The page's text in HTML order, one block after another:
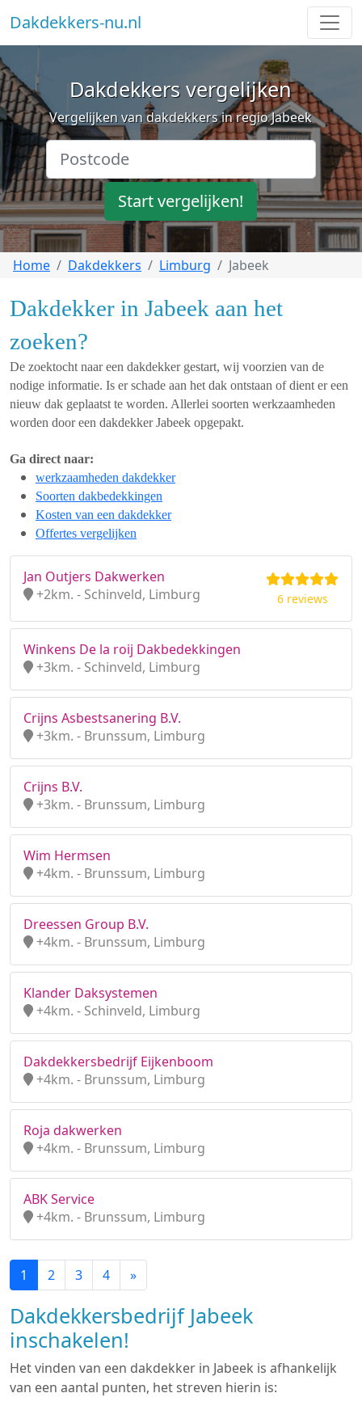
Dakdekkers-nu.nl
Dakdekkers vergelijken
Vergelijken van dakdekkers in regio Jabeek
Start vergelijken!
Home Dakdekkers Limburg Jabeek
Dakdekker in Jabeek aan het
zoeken?
De zoektocht naar een dakdekker gestart, wij voorzien van de
nodige informatie. Is er schade aan het dak ontstaan of dient er een
nieuw dak geplaatst te worden. Allerlei soorten werkzaamheden
worden door een dakdekker Jabeek opgepakt.
Ga direct naar:
werkzaamheden dakdekker
Soorten dakbedekkingen
Kosten van een dakdekker
Offertes vergelijken
Jan Outjers Dakwerken
+2km. - Schinveld, Limburg
6 reviews
Winkens De la roij Dakbedekkingen
+3km. - Schinveld, Limburg
Crijns Asbestsanering B.V.
+3km. - Brunssum, Limburg
Crijns B.V.
+3km. - Brunssum, Limburg
Wim Hermsen
+4km. - Brunssum, Limburg
Dreessen Group B.V.
+4km. - Brunssum, Limburg
Klander Daksystemen
+4km. - Schinveld, Limburg
Dakdekkersbedrijf Eijkenboom
+4km. - Brunssum, Limburg
Roja dakwerken
+4km. - Brunssum, Limburg
ABK Service
+4km. - Brunssum, Limburg
1 2 3 4 »
Dakdekkersbedrijf Jabeek
inschakelen!
Het vinden van een dakdekker in Jabeek is afhankelijk
van een aantal punten, het streven hierin is: